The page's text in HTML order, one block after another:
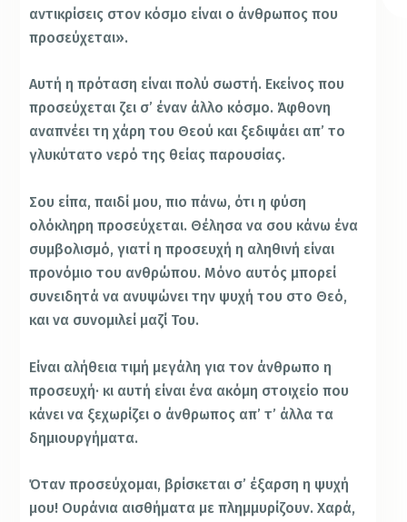
αντικρίσεις στον κόσμο είναι ο άνθρωπος που
προσεύχεται».
Αυτή η πρόταση είναι πολύ σωστή. Εκείνος που
προσεύχεται ζει σ’ έναν άλλο κόσμο. Άφθονη
αναπνέει τη χάρη του Θεού και ξεδιψάει απ’ το
γλυκύτατο νερό της θείας παρουσίας.
Σου είπα, παιδί μου, πιο πάνω, ότι η φύση
ολόκληρη προσεύχεται. Θέλησα να σου κάνω ένα
συμβολισμό, γιατί η προσευχή η αληθινή είναι
προνόμιο του ανθρώπου. Μόνο αυτός μπορεί
συνειδητά να ανυψώνει την ψυχή του στο Θεό,
και να συνομιλεί μαζί Του.
Είναι αλήθεια τιμή μεγάλη για τον άνθρωπο η
προσευχή· κι αυτή είναι ένα ακόμη στοιχείο που
κάνει να ξεχωρίζει ο άνθρωπος απ’ τ’ άλλα τα
δημιουργήματα.
Όταν προσεύχομαι, βρίσκεται σ’ έξαρση η ψυχή
μου! Ουράνια αισθήματα με πλημμυρίζουν. Χαρά,